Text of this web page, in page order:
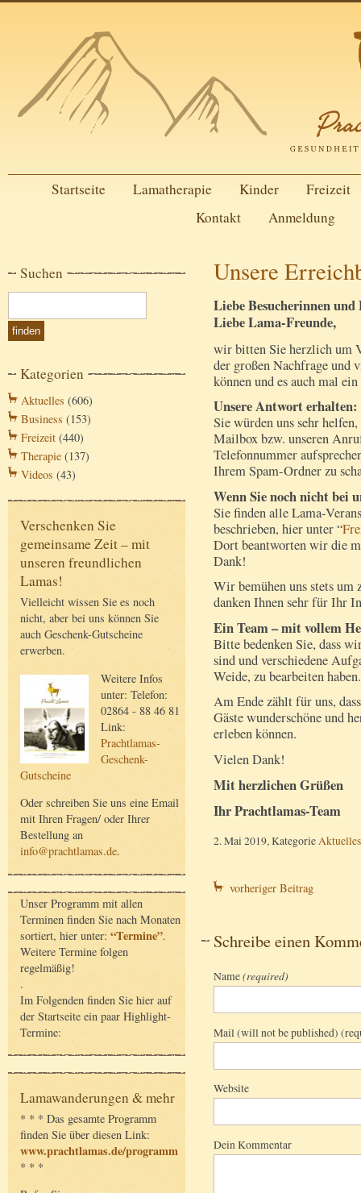
Startseite Lamatherapie Kinder
Freizeit
Kontakt
Anmeldung
Suchen
Kategorien
Aktuelles (606)
Business (153)
Freizeit (440)
Therapie (137)
Videos (43)
Verschenken Sie
gemeinsame Zeit – mit
unseren freundlichen
Lamas!
Vielleicht wissen Sie es noch
nicht, aber bei uns können Sie
auch Geschenk-Gutscheine
erwerben.
Weitere Infos
unter: Telefon:
02864 - 88 46 81
Link:
Prachtlamas-
Geschenk-
Gutscheine
Oder schreiben Sie uns eine Email
mit Ihren Fragen/ oder Ihrer
Bestellung an
info@prachtlamas.de.
Unser Programm mit allen
Terminen finden Sie nach Monaten
sortiert, hier unter: “Termine”.
Weitere Termine folgen
regelmäßig!
.
Im Folgenden finden Sie hier auf
der Startseite ein paar Highlight-
Termine:
Lamawanderungen & mehr
* * * Das gesamte Programm
finden Sie über diesen Link:
www.prachtlamas.de/programm
* * *
Unsere
Liebe Besucherinnen und
Liebe Lama-Freunde,
wir bitten Sie herzlich um
der großen Nachfrage und
können und es auch mal
Unsere Antwort erhalten:
Sie würden uns sehr
Mailbox bzw. unseren
Telefonnummer
Ihrem Spam-Ordner zu
Wenn Sie noch nicht bei
Sie finden alle Lama-
beschrieben, hier unter “
Dort beantworten wir die
Dank!
Wir bemühen uns stets
danken Ihnen sehr für Ihr
Ein Team – mit vollem
Bitte bedenken Sie, dass
sind und verschiedene
Weide, zu bearbeiten haben.
Am Ende zählt für uns,
Gäste wunderschöne und
erleben können.
Vielen Dank!
Mit herzlichen Grüßen
Ihr Prachtlamas-Team
2. Mai 2019, Kategorie Aktuelles
vorheriger Beitrag
Schreibe einen
Name(required)
Mail (will not be published)
Website
Dein Kommentar